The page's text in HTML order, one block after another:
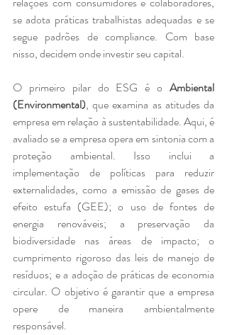
se adota práticas trabalhistas adequadas e se
segue padrões de compliance. Com base
nisso, decidem onde investir seu capital.
O primeiro pilar do ESG é o Ambiental
(Environmental), que examina as atitudes da
empresa em relação à sustentabilidade. Aqui, é
avaliado se a empresa opera em sintonia com a
proteção ambiental. Isso inclui a
implementação de políticas para reduzir
externalidades, como a emissão de gases de
efeito estufa (GEE); o uso de fontes de
energia renováveis; a preservação da
biodiversidade nas áreas de impacto; o
cumprimento rigoroso das leis de manejo de
resíduos; e a adoção de práticas de economia
circular. O objetivo é garantir que a empresa
opere de maneira ambientalmente
responsável.